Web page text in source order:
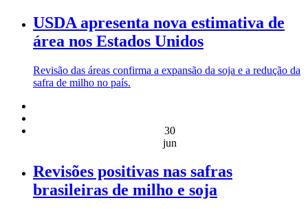
USDA apresenta nova estimativa de
área nos Estados Unidos
Revisão das áreas confirma a expansão da soja e a redução da
safra de milho no país.
30
jun
Revisões positivas nas safras
brasileiras de milho e soja